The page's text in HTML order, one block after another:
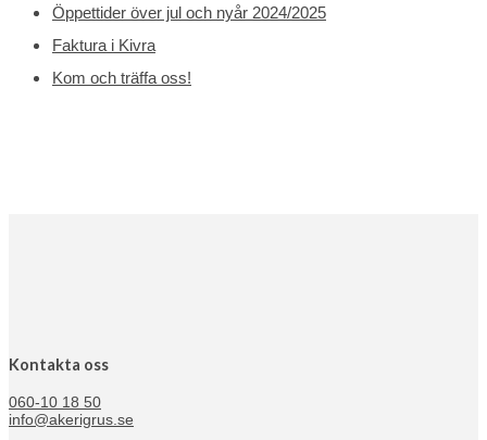
Öppettider över jul och nyår 2024/2025
Faktura i Kivra
Kom och träffa oss!
Kontakta oss
060-10 18 50
info@akerigrus.se